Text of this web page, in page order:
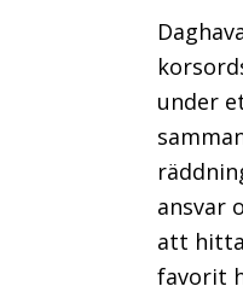
under
ansvar
att
favorit